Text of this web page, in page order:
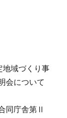
地域づくり事
会について
同庁舎第Ⅱ